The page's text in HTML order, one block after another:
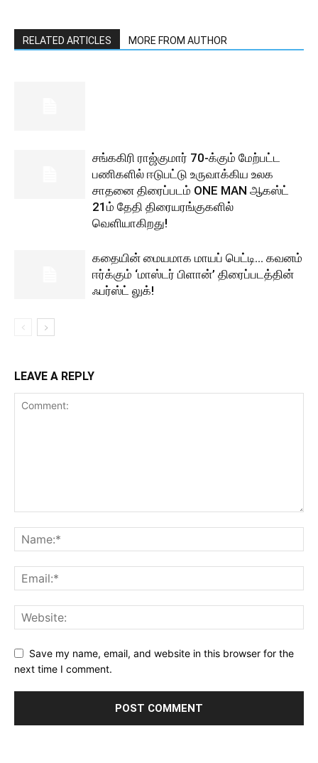
RELATED ARTICLES MORE FROM AUTHOR
சங்ககிரி ராஜ்குமார் 70-க்கும் மேற்பட்ட
பணிகளில் ஈடுபட்டு உருவாக்கிய உலக
சாதனை திரைப்படம் ONE MAN ஆகஸ்ட்
21ம் தேதி திரையரங்குகளில்
வெளியாகிறது!
கதையின் மையமாக மாயப் பெட்டி… கவனம்
ஈர்க்கும் ‘மாஸ்டர் பிளான்’ திரைப்படத்தின்
ஃபர்ஸ்ட் லுக்!
LEAVE A REPLY
Save my name, email, and website in this browser for the
next time I comment.